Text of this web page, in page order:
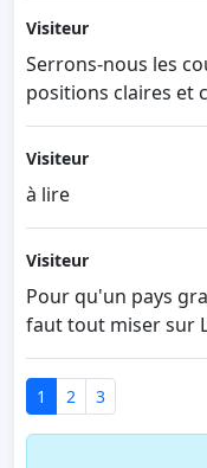
Visiteur
Serrons-nous les
positions claires et
Visiteur
à lire
Visiteur
Pour qu'un pays
faut tout miser sur
1 2 3